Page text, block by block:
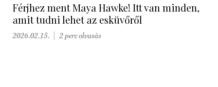
Férjhez ment Maya Hawke! Itt van minden,
amit tudni lehet az esküvőről
2026.02.15. 2 perc olvasás